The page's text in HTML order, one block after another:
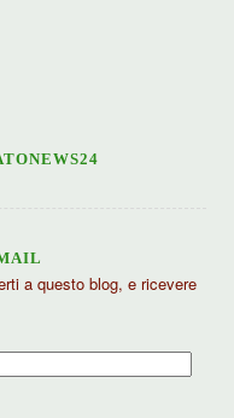
a questo blog, e ricevere